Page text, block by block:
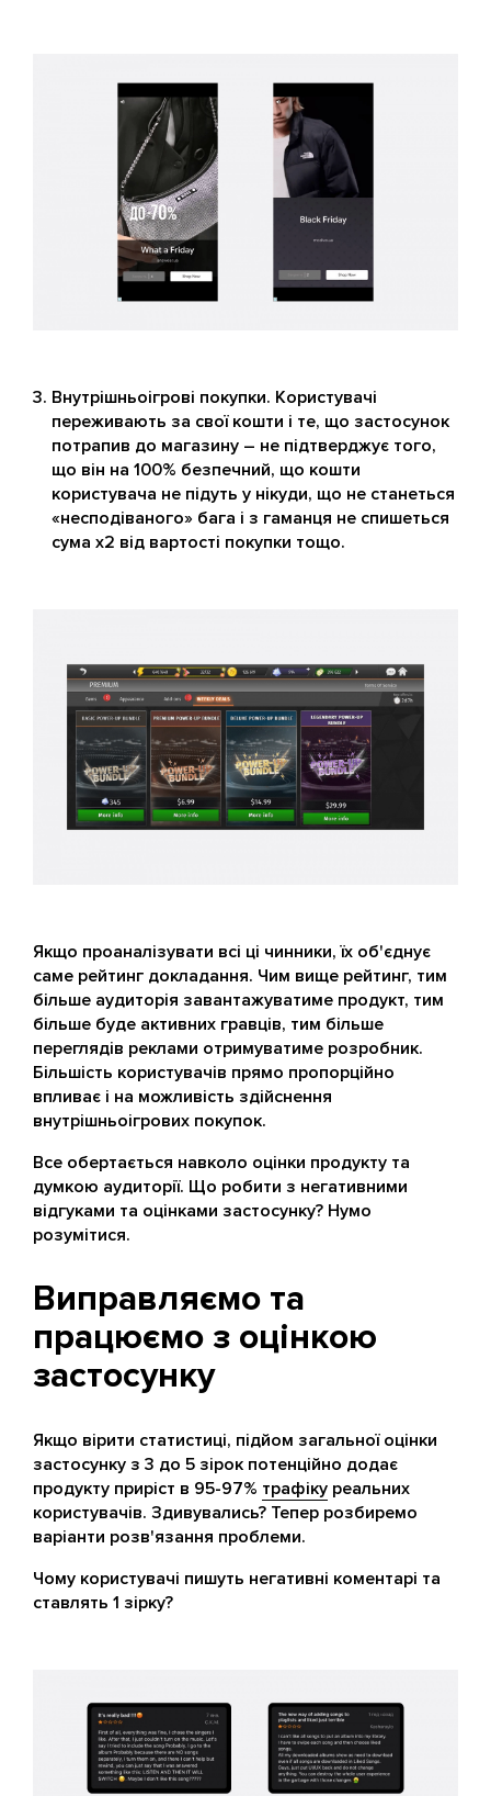
Внутрішньоігрові покупки. Користувачі
переживають за свої кошти і те, що застосунок
потрапив до магазину – не підтверджує того,
що він на 100% безпечний, що кошти
користувача не підуть у нікуди, що не станеться
«несподіваного» бага і з гаманця не спишеться
сума х2 від вартості покупки тощо.
Якщо проаналізувати всі ці чинники, їх об'єднує
саме рейтинг докладання. Чим вище рейтинг, тим
більше аудиторія завантажуватиме продукт, тим
більше буде активних гравців, тим більше
переглядів реклами отримуватиме розробник.
Більшість користувачів прямо пропорційно
впливає і на можливість здійснення
внутрішньоігрових покупок.
Все обертається навколо оцінки продукту та
думкою аудиторії. Що робити з негативними
відгуками та оцінками застосунку? Нумо
розумітися.
Виправляємо та
працюємо з оцінкою
застосунку
Якщо вірити статистиці, підйом загальної оцінки
застосунку з 3 до 5 зірок потенційно додає
продукту приріст в 95-97% трафіку реальних
користувачів. Здивувались? Тепер розбиремо
варіанти розв'язання проблеми.
Чому користувачі пишуть негативні коментарі та
ставлять 1 зірку?